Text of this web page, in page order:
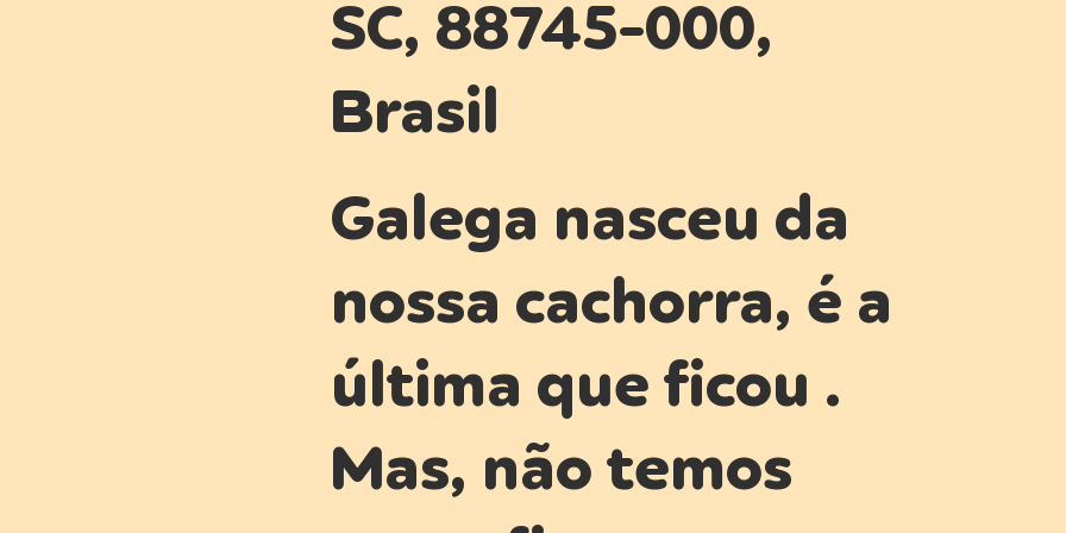
Galega nasceu da
nossa cachorra, é a
última que ficou .
Mas, não temos
SC, 88745-000,
Brasil